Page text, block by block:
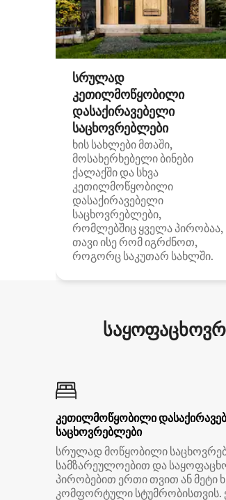
სრულად
კეთილმოწყობილი
დასაქირავებელი
საცხოვრებლები
ხის სახლები მთაში,
მოსახერხებელი ბინები
ქალაქში და სხვა
კეთილმოწყობილი
დასაქირავებელი
საცხოვრებლები,
რომლებშიც ყველა პირობაა,
თავი ისე რომ იგრძნოთ,
როგორც საკუთარ სახლში.
კეთილმოწყობილი
საცხოვრებლები
სრულად მოწყობილი
სამზარეულოებით და
პირობებით ერთი თვით ან მეტი
კომფორტული სტუმრობისთვის.